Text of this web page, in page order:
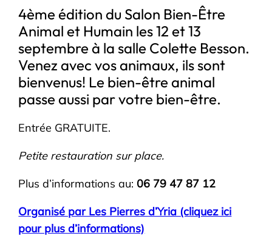
4ème édition du Salon Bien-Être
Animal et Humain les 12 et 13
septembre à la salle Colette Besson.
Venez avec vos animaux, ils sont
bienvenus! Le bien-être animal
passe aussi par votre bien-être.
Entrée GRATUITE.
Petite restauration sur place.
Plus d’informations au: 06 79 47 87 12
Organisé par Les Pierres d’Yria (cliquez ici
pour plus d’informations)